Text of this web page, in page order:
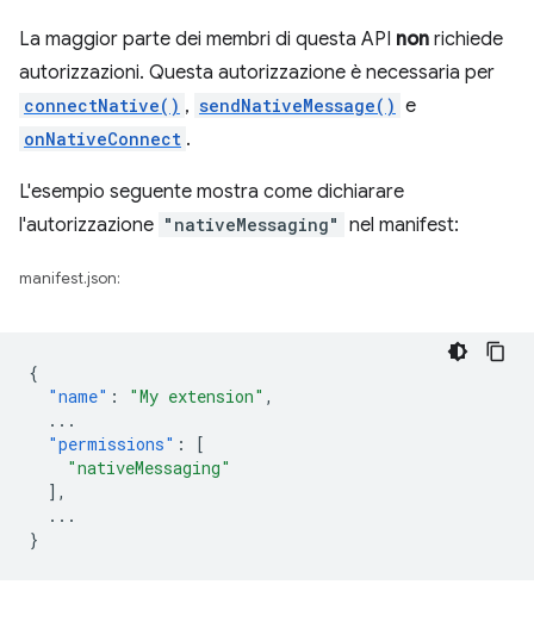
La maggior parte dei membri di questa API non richiede
autorizzazioni. Questa autorizzazione è necessaria per
connectNative() , sendNativeMessage() e
onNativeConnect .
L'esempio seguente mostra come dichiarare
l'autorizzazione "nativeMessaging" nel manifest:
manifest.json:
{
"name" : "My extension" ,
...
"permissions" :
[
"nativeMessaging"
],
...
}